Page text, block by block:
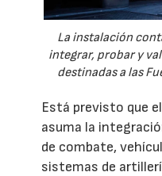
La instalación
integrar, probar y
destinadas a las
Está previsto que
asuma la
de combate,
sistemas de